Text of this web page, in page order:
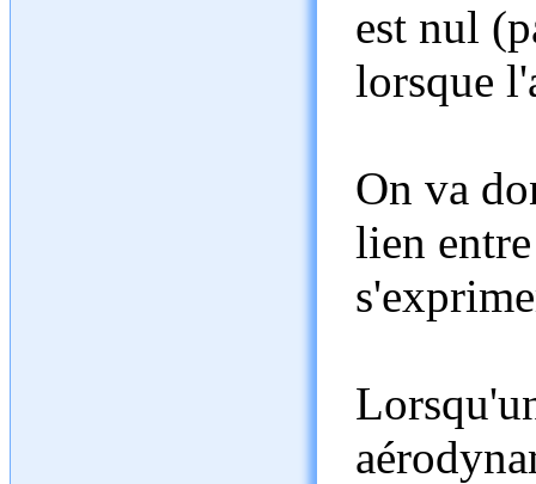
est nul
lorsque
On va
lien